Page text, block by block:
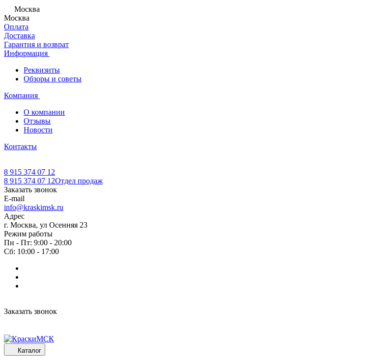
Москва
Москва
Оплата
Доставка
Гарантия и возврат
Информация
Реквизиты
Обзоры и советы
Компания
О компании
Отзывы
Новости
Контакты
8 915 374 07 12
8 915 374 07 12Отдел продаж
Заказать звонок
E-mail
info@kraskimsk.ru
Адрес
г. Москва, ул Осенняя 23
Режим работы
Пн - Пт: 9:00 - 20:00
Сб: 10:00 - 17:00
Заказать звонок
Каталог